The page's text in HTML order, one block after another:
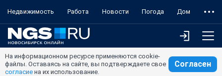
Недвижимость Работа Новости Погода Дом
На информационном ресурсе применяются cookie-
файлы. Оставаясь на сайте, вы подтверждаете свое
согласие на их использование.
Согласен